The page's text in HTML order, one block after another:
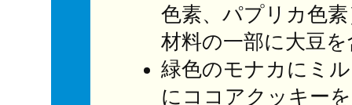
色素、パプリカ色
材料の一部に大豆
緑色のモナカにミ
にココアクッキー